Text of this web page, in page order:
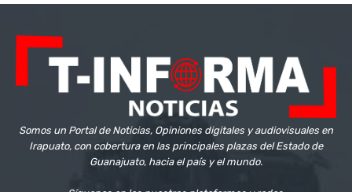
Somos un Portal de Noticias, Opiniones digitales y audiovisuales en
Irapuato, con cobertura en las principales plazas del Estado de
Guanajuato, hacia el país y el mundo.